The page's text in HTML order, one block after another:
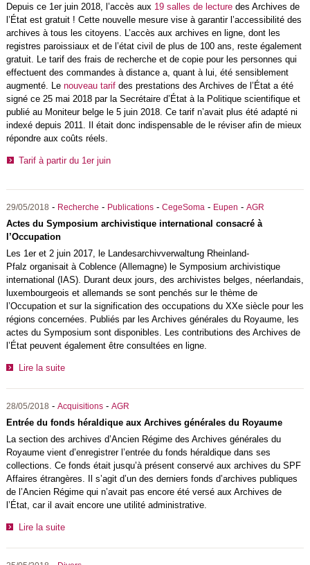
Depuis ce 1er juin 2018, l’accès aux 19 salles de lecturedes Archives de
l’État est gratuit ! Cette nouvelle mesure vise à garantir l’accessibilité des
archives à tous les citoyens. L’accès aux archives en ligne, dont les
registres paroissiaux et de l’état civil de plus de 100 ans, reste également
gratuit. Le tarif des frais de recherche et de copie pour les personnes qui
effectuent des commandes à distance a, quant à lui, été sensiblement
augmenté. Le nouveau tarifdes prestations des Archives de l’État a été
signé ce 25 mai 2018 par la Secrétaire d’État à la Politique scientifique et
publié au Moniteur belge le 5 juin 2018. Ce tarif n’avait plus été adapté ni
indexé depuis 2011. Il était donc indispensable de le réviser afin de mieux
répondre aux coûts réels.
Tarif à partir du 1er juin
29/05/2018 - Recherche - Publications- CegeSoma- Eupen - AGR
Actes du Symposium archivistique international consacré à
l’Occupation
Les 1er et 2 juin 2017, le Landesarchivverwaltung Rheinland-
Pfalz organisait à Coblence (Allemagne) le Symposium archivistique
international (IAS). Durant deux jours, des archivistes belges, néerlandais,
luxembourgeois et allemands se sont penchés sur le thème de
l’Occupation et sur la signification des occupations du XXe siècle pour les
régions concernées. Publiés par les Archives générales du Royaume, les
actes du Symposium sont disponibles. Les contributions des Archives de
l’État peuvent également être consultées en ligne.
Lire la suite
28/05/2018 - Acquisitions- AGR
Entrée du fonds héraldique aux Archives générales du Royaume
La section des archives d’Ancien Régime des Archives générales du
Royaume vient d’enregistrer l’entrée du fonds héraldique dans ses
collections. Ce fonds était jusqu’à présent conservé aux archives du SPF
Affaires étrangères. Il s’agit d’un des derniers fonds d’archives publiques
de l’Ancien Régime qui n’avait pas encore été versé aux Archives de
l’État, car il avait encore une utilité administrative.
Lire la suite